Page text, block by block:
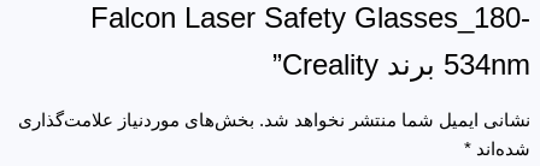
Falcon Laser Safety Glasses_180-
534nm برند Creality”
نشانی ایمیل شما منتشر نخواهد شد. بخش‌های موردنیاز علامت‌گذاری
شده‌اند *